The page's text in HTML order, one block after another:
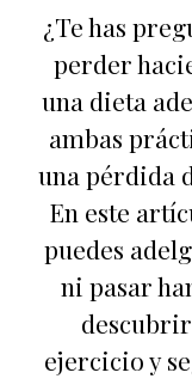
¿Te has
perder
una dieta
ambas
una pérdida
En este
puedes
ni pasar
ejercicio y